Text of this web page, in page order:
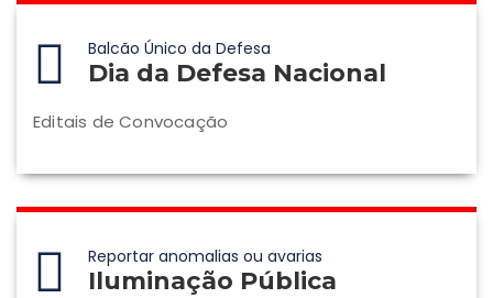
Balcão Único da Defesa
Dia da Defesa Nacional
Editais de Convocação
Reportar anomalias ou avarias
Iluminação Pública